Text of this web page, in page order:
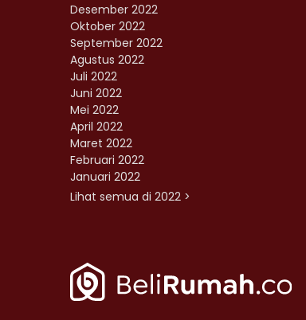
Desember 2022
Oktober 2022
September 2022
Agustus 2022
Juli 2022
Juni 2022
Mei 2022
April 2022
Maret 2022
Februari 2022
Januari 2022
Lihat semua di 2022 >